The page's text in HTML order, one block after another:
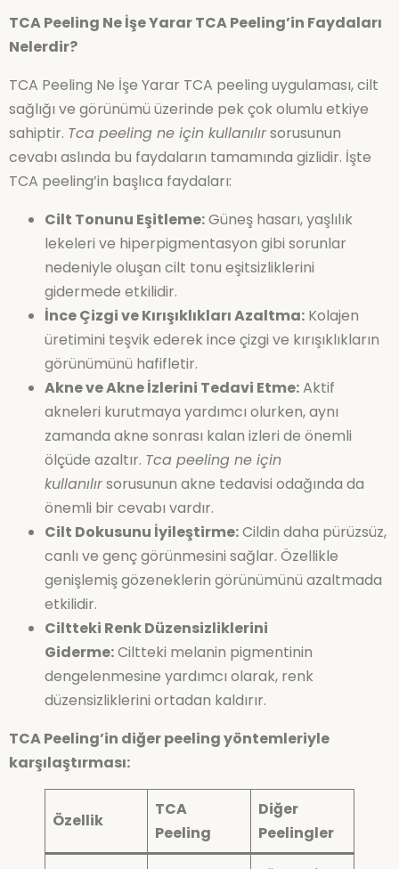
TCA Peeling Ne İşe Yarar TCA Peeling’in Faydaları
Nelerdir?
TCA Peeling Ne İşe Yarar TCA peeling uygulaması, cilt
sağlığı ve görünümü üzerinde pek çok olumlu etkiye
sahiptir. Tca peeling ne için kullanılırsorusunun
cevabı aslında bu faydaların tamamında gizlidir. İşte
TCA peeling’in başlıca faydaları:
Cilt Tonunu Eşitleme:Güneş hasarı, yaşlılık
lekeleri ve hiperpigmentasyon gibi sorunlar
nedeniyle oluşan cilt tonu eşitsizliklerini
gidermede etkilidir.
İnce Çizgi ve Kırışıklıkları Azaltma: Kolajen
üretimini teşvik ederek ince çizgi ve kırışıklıkların
görünümünü hafifletir.
Akne ve Akne İzlerini Tedavi Etme:Aktif
akneleri kurutmaya yardımcı olurken, aynı
zamanda akne sonrası kalan izleri de önemli
ölçüde azaltır. Tca peeling ne için
kullanılırsorusunun akne tedavisi odağında da
önemli bir cevabı vardır.
Cilt Dokusunu İyileştirme:Cildin daha pürüzsüz,
canlı ve genç görünmesini sağlar. Özellikle
genişlemiş gözeneklerin görünümünü azaltmada
etkilidir.
Ciltteki Renk Düzensizliklerini
Giderme:Ciltteki melanin pigmentinin
dengelenmesine yardımcı olarak, renk
düzensizliklerini ortadan kaldırır.
TCA Peeling’in diğer peeling yöntemleriyle
karşılaştırması:
Özellik
TCA
Peeling
Diğer
Peelingler